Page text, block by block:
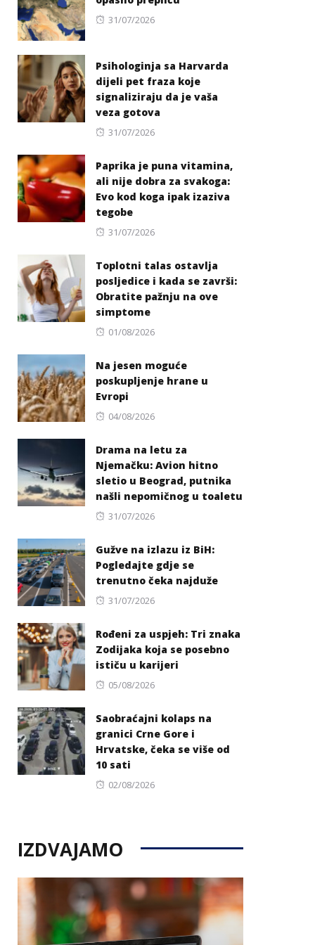
Posted
31/07/2026
Psihologinja sa Harvarda
dijeli pet fraza koje
signaliziraju da je vaša
veza gotova
Posted
31/07/2026
Paprika je puna vitamina,
ali nije dobra za svakoga:
Evo kod koga ipak izaziva
tegobe
Posted
31/07/2026
Toplotni talas ostavlja
posljedice i kada se završi:
Obratite pažnju na ove
simptome
Posted
01/08/2026
Na jesen moguće
poskupljenje hrane u
Evropi
Posted
04/08/2026
Drama na letu za
Njemačku: Avion hitno
sletio u Beograd, putnika
našli nepomičnog u toaletu
Posted
31/07/2026
Gužve na izlazu iz BiH:
Pogledajte gdje se
trenutno čeka najduže
Posted
31/07/2026
Rođeni za uspjeh: Tri znaka
Zodijaka koja se posebno
ističu u karijeri
Posted
05/08/2026
Saobraćajni kolaps na
granici Crne Gore i
Hrvatske, čeka se više od
10 sati
Posted
02/08/2026
IZDVAJAMO